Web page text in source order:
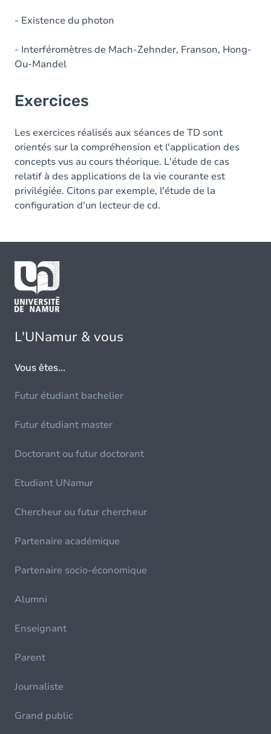
- Existence du photon
- Interféromètres de Mach-Zehnder, Franson, Hong-
Ou-Mandel
Exercices
Les exercices réalisés aux séances de TD sont
orientés sur la compréhension et l'application des
concepts vus au cours théorique. L'étude de cas
relatif à des applications de la vie courante est
privilégiée. Citons par exemple, l'étude de la
configuration d'un lecteur de cd.
L'UNamur & vous
Vous êtes...
Futur étudiant bachelier
Futur étudiant master
Doctorant ou futur doctorant
Etudiant UNamur
Chercheur ou futur chercheur
Partenaire académique
Partenaire socio-économique
Alumni
Enseignant
Parent
Journaliste
Grand public